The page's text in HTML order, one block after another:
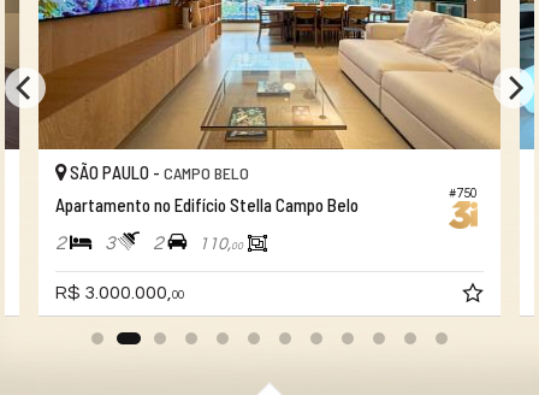
#750
SÃO PAULO -CAMPO BELO
Apartamento no Edifício Stella Campo Belo
2 3 2 110,00
R$ 3.000.000,00